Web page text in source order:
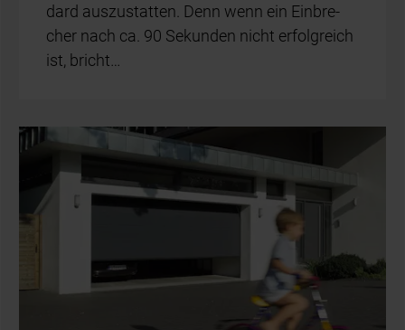
dard aus­zu­stat­ten. Denn wenn ein Ein­bre­
cher nach ca. 90 Se­kun­den nicht er­folg­reich
ist, bricht…